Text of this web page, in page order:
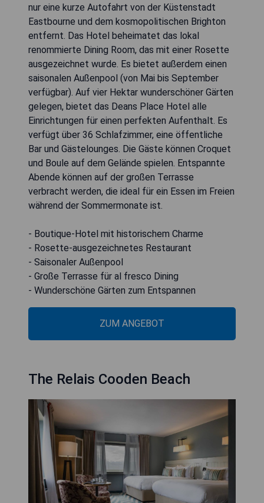
nur eine kurze Autofahrt von der Küstenstadt
Eastbourne und dem kosmopolitischen Brighton
entfernt. Das Hotel beheimatet das lokal
renommierte Dining Room, das mit einer Rosette
ausgezeichnet wurde. Es bietet außerdem einen
saisonalen Außenpool (von Mai bis September
verfügbar). Auf vier Hektar wunderschöner Gärten
gelegen, bietet das Deans Place Hotel alle
Einrichtungen für einen perfekten Aufenthalt. Es
verfügt über 36 Schlafzimmer, eine öffentliche
Bar und Gästelounges. Die Gäste können Croquet
und Boule auf dem Gelände spielen. Entspannte
Abende können auf der großen Terrasse
verbracht werden, die ideal für ein Essen im Freien
während der Sommermonate ist.
- Boutique-Hotel mit historischem Charme
- Rosette-ausgezeichnetes Restaurant
- Saisonaler Außenpool
- Große Terrasse für al fresco Dining
- Wunderschöne Gärten zum Entspannen
ZUM ANGEBOT
The Relais Cooden Beach